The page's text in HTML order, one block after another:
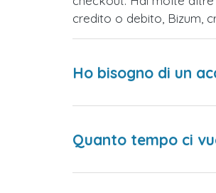
credito o debito, Bizum,
Ho bisogno di un
Quanto tempo ci